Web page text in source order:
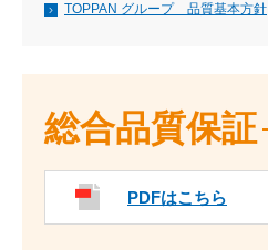
TOPPAN グループ 品質基本方針
総合品質保証
PDFはこちら